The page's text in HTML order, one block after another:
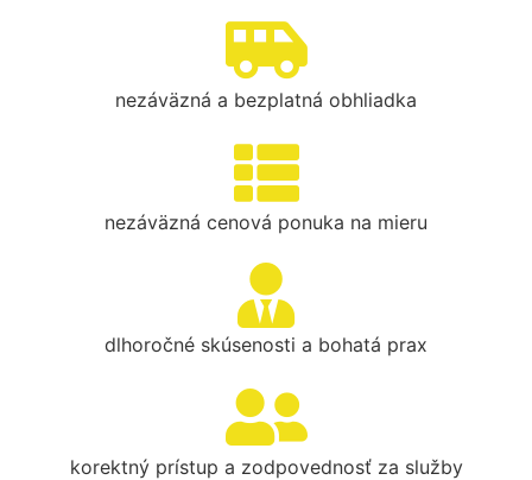
nezáväzná a bezplatná obhliadka
nezáväzná cenová ponuka na mieru
dlhoročné skúsenosti a bohatá prax
korektný prístup a zodpovednosť za služby